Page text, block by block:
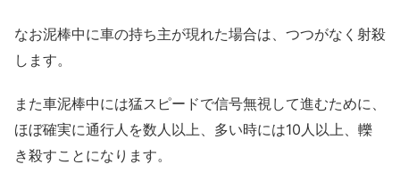
なお泥棒中に車の持ち主が現れた場合は、つつがなく射殺
します。
また車泥棒中には猛スピードで信号無視して進むために、
ほぼ確実に通行人を数人以上、多い時には10人以上、轢
き殺すことになります。